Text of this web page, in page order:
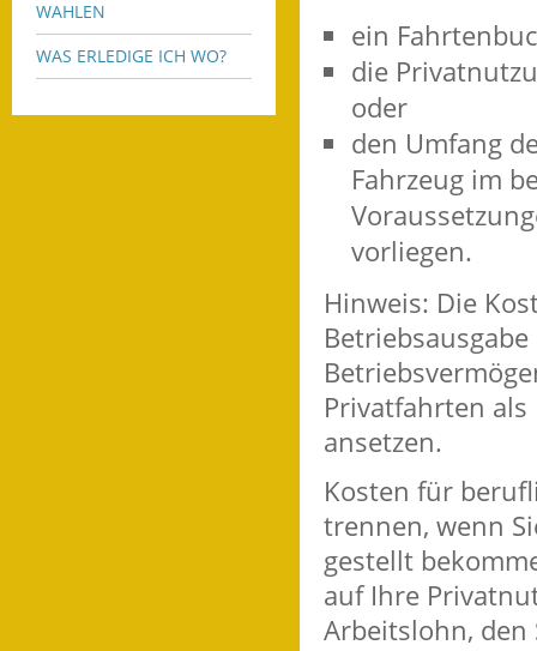
WAHLEN
WAS ERLEDIGE ICH WO?
ein
die
oder
den Umfang
Fahrzeug im
vorliegen.
Hinweis: Die
Privatfahrten
ansetzen.
Kosten für
trennen, wenn
gestellt
auf Ihre
Arbeitslohn, den